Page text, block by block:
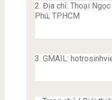
2. Địa chỉ: Thoại Ngọc
Phú, TP.HCM
3. GMAIL: